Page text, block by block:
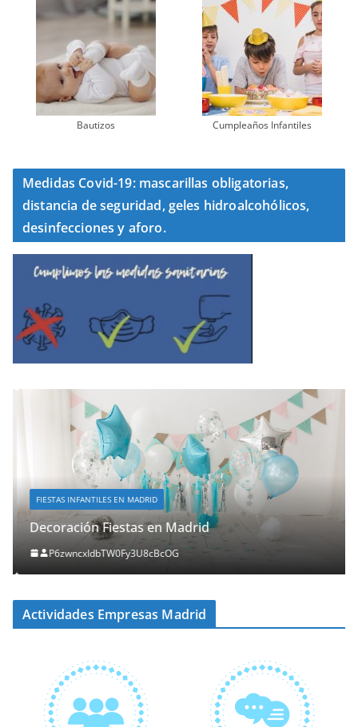
Bautizos Cumpleaños Infantiles
Medidas Covid-19: mascarillas obligatorias,
distancia de seguridad, geles hidroalcohólicos,
desinfecciones y aforo.
FIESTAS INFANTILES EN MADRID
Decoración Fiestas en Madrid
P6zwncxIdbTW0Fy3U8cBcOG
Actividades Empresas Madrid